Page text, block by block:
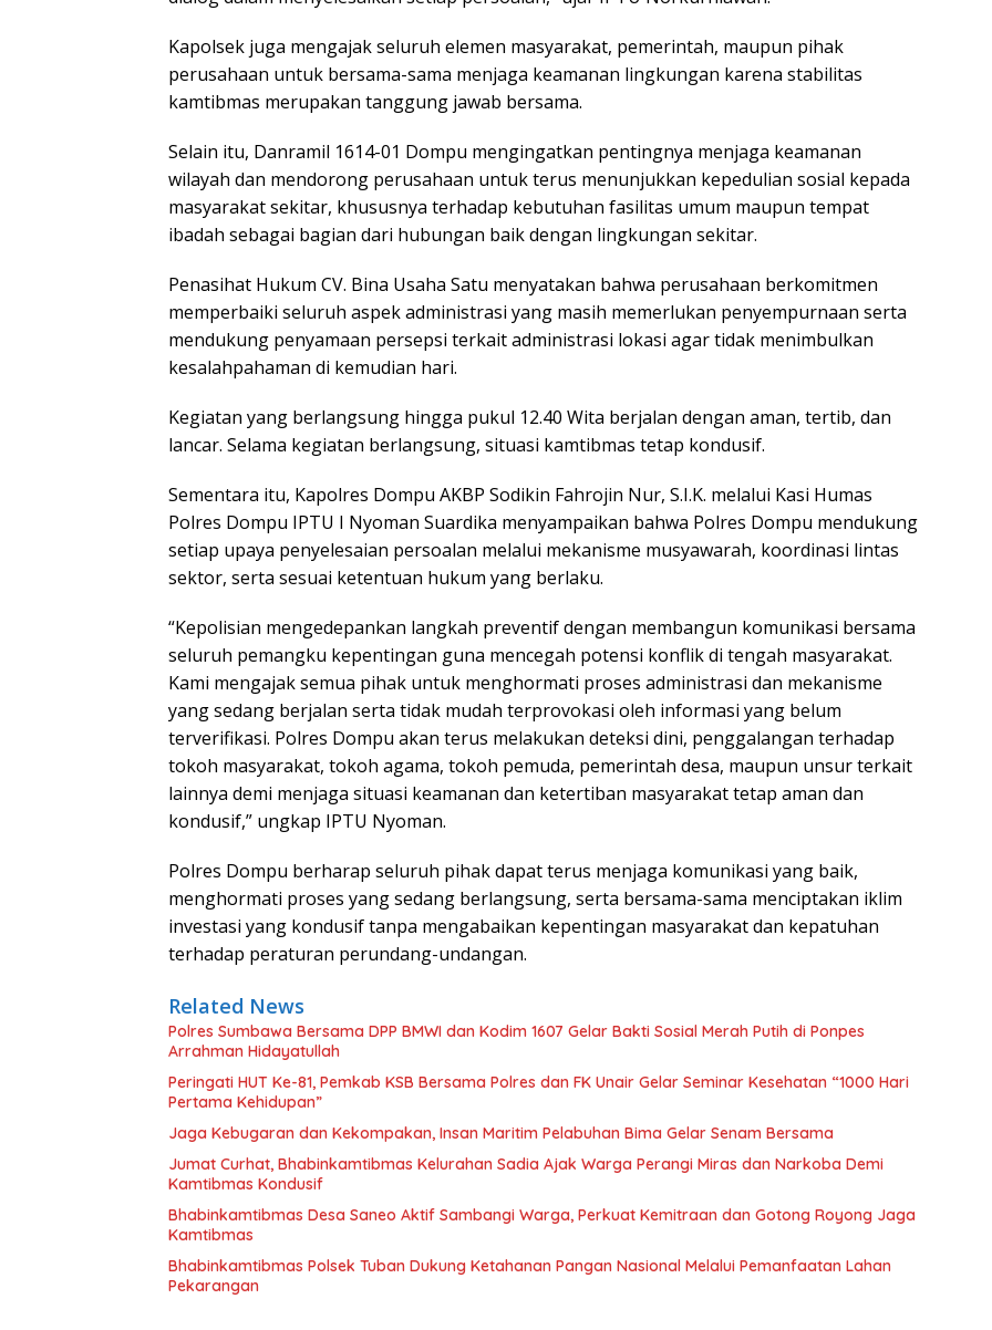
Kapolsek juga mengajak seluruh elemen masyarakat, pemerintah, maupun pihak
perusahaan untuk bersama-sama menjaga keamanan lingkungan karena stabilitas
kamtibmas merupakan tanggung jawab bersama.
Selain itu, Danramil 1614-01 Dompu mengingatkan pentingnya menjaga keamanan
wilayah dan mendorong perusahaan untuk terus menunjukkan kepedulian sosial kepada
masyarakat sekitar, khususnya terhadap kebutuhan fasilitas umum maupun tempat
ibadah sebagai bagian dari hubungan baik dengan lingkungan sekitar.
Penasihat Hukum CV. Bina Usaha Satu menyatakan bahwa perusahaan berkomitmen
memperbaiki seluruh aspek administrasi yang masih memerlukan penyempurnaan serta
mendukung penyamaan persepsi terkait administrasi lokasi agar tidak menimbulkan
kesalahpahaman di kemudian hari.
Kegiatan yang berlangsung hingga pukul 12.40 Wita berjalan dengan aman, tertib, dan
lancar. Selama kegiatan berlangsung, situasi kamtibmas tetap kondusif.
Sementara itu, Kapolres Dompu AKBP Sodikin Fahrojin Nur, S.I.K. melalui Kasi Humas
Polres Dompu IPTU I Nyoman Suardika menyampaikan bahwa Polres Dompu mendukung
setiap upaya penyelesaian persoalan melalui mekanisme musyawarah, koordinasi lintas
sektor, serta sesuai ketentuan hukum yang berlaku.
“Kepolisian mengedepankan langkah preventif dengan membangun komunikasi bersama
seluruh pemangku kepentingan guna mencegah potensi konflik di tengah masyarakat.
Kami mengajak semua pihak untuk menghormati proses administrasi dan mekanisme
yang sedang berjalan serta tidak mudah terprovokasi oleh informasi yang belum
terverifikasi. Polres Dompu akan terus melakukan deteksi dini, penggalangan terhadap
tokoh masyarakat, tokoh agama, tokoh pemuda, pemerintah desa, maupun unsur terkait
lainnya demi menjaga situasi keamanan dan ketertiban masyarakat tetap aman dan
kondusif,” ungkap IPTU Nyoman.
Polres Dompu berharap seluruh pihak dapat terus menjaga komunikasi yang baik,
menghormati proses yang sedang berlangsung, serta bersama-sama menciptakan iklim
investasi yang kondusif tanpa mengabaikan kepentingan masyarakat dan kepatuhan
terhadap peraturan perundang-undangan.
Related News
Polres Sumbawa Bersama DPP BMWI dan Kodim 1607 Gelar Bakti Sosial Merah Putih di Ponpes
Arrahman Hidayatullah
Peringati HUT Ke-81, Pemkab KSB Bersama Polres dan FK Unair Gelar Seminar Kesehatan “1000 Hari
Pertama Kehidupan”
Jaga Kebugaran dan Kekompakan, Insan Maritim Pelabuhan Bima Gelar Senam Bersama
Jumat Curhat, Bhabinkamtibmas Kelurahan Sadia Ajak Warga Perangi Miras dan Narkoba Demi
Kamtibmas Kondusif
Bhabinkamtibmas Desa Saneo Aktif Sambangi Warga, Perkuat Kemitraan dan Gotong Royong Jaga
Kamtibmas
Bhabinkamtibmas Polsek Tuban Dukung Ketahanan Pangan Nasional Melalui Pemanfaatan Lahan
Pekarangan